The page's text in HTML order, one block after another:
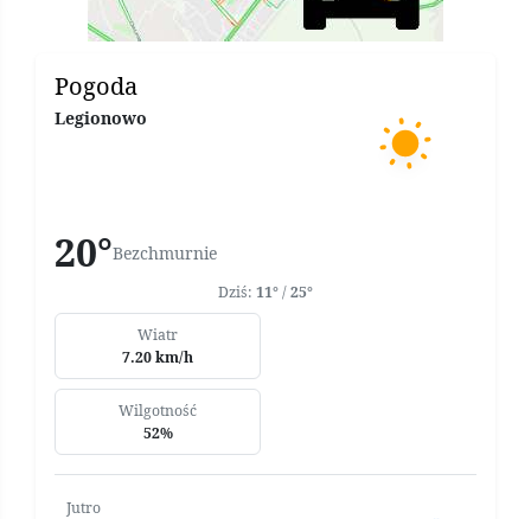
Pogoda
Legionowo
20°Bezchmurnie
Dziś: 11°/25°
Wiatr
7.20 km/h
Wilgotność
52%
Jutro